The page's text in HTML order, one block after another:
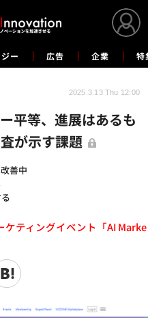
ー 広告 企業 特
平等、進展はあるも
が示す課題
善中
2025.3.13 Thu 12:00
ケティングイベント「AI Marke